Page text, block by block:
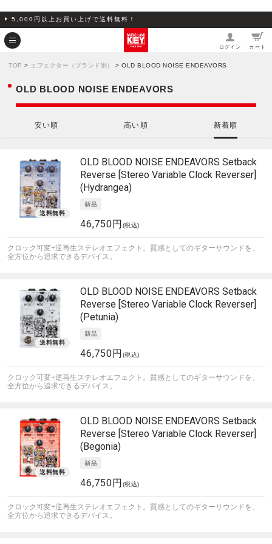
5,000円以上お買い上げで送料無料！
ログイン カート
TOP > エフェクター（ブランド別） > OLD BLOOD NOISE ENDEAVORS
OLD BLOOD NOISE ENDEAVORS
安い順 高い順 新着順
OLD BLOOD NOISE ENDEAVORS Setback
Reverse [Stereo Variable Clock Reverser]
(Hydrangea)
46,750円 (税込)
クロック可変+逆再生ステレオエフェクト。質感としてのギターサウンドを、
全方位から追求できるデバイス。
OLD BLOOD NOISE ENDEAVORS Setback
Reverse [Stereo Variable Clock Reverser]
(Petunia)
46,750円 (税込)
クロック可変+逆再生ステレオエフェクト。質感としてのギターサウンドを、
全方位から追求できるデバイス。
OLD BLOOD NOISE ENDEAVORS Setback
Reverse [Stereo Variable Clock Reverser]
(Begonia)
46,750円 (税込)
クロック可変+逆再生ステレオエフェクト。質感としてのギターサウンドを、
全方位から追求できるデバイス。